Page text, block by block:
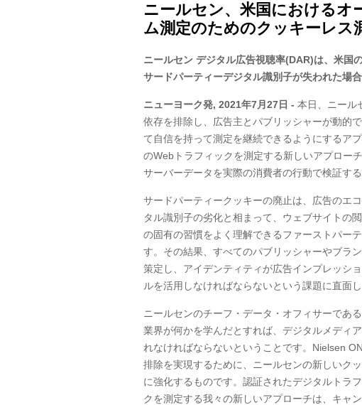
ニールセン、米国におけるオ
ム測定のためのクッキーレス
ニールセン デジタル広告視聴率(DAR)は、米国
サードパーティーデジタル識別子が失われた場
ニューヨーク発, 2021年7月 27 日 - 本日、ニール
依存を排除し、広告主とパブリッシャーが動的
て自信を持って測定を継続できるようにするア
のWeb トラフィックを測定する新しいアプロー
サーバーデータを実際の消費者の行動で検証す
サードパーティークッキーの廃止は、広告のエ
タル識別子の劣化と相まって、ウェブサイトの
の固有の習慣をよく理解できるファーストパー
す。その結果、すべてのパブリッシャーやブラ
策定し、アイデンティティが広告インプレッシ
ルを活用しなければならないという課題に直面し
ニールセンのチーフ・データ・オフィサーである
業界が何かを学んだとすれば、デジタルメディ
れなければならないということです。
Nielsen
排除を実現するために、ニールセンの新しいク
に強化するものです。認証されたデジタルトラ
クを測定する我々の新しいアプローチは、キャ